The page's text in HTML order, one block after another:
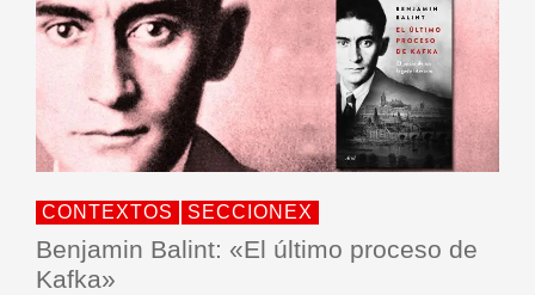
CONTEXTOS SECCIONEX
Benjamin Balint: «El último proceso de
Kafka»